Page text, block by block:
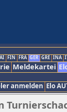
FIN FRA GER GRE INA
Meldekartei
anmelden Elo